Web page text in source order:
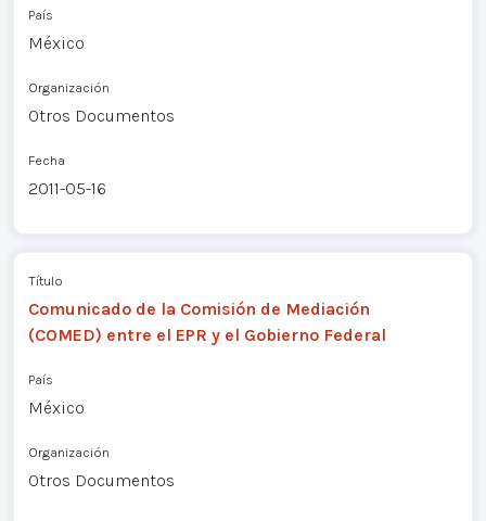
País
México
Organización
Otros Documentos
Fecha
2011-05-16
Título
Comunicado de la Comisión de Mediación
(COMED) entre el EPR y el Gobierno Federal
País
México
Organización
Otros Documentos